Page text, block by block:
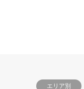
エリア別